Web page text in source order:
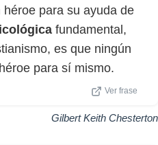
para su ayuda de
fundamental,
es que ningún
para sí mismo.
Ver frase
Gilbert Keith Chesterton